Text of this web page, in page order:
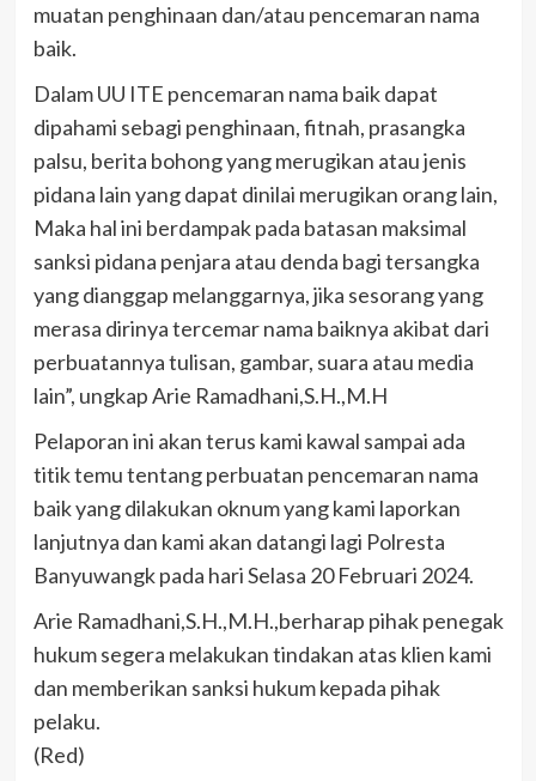
muatan penghinaan dan/atau pencemaran nama
baik.
Dalam UU ITE pencemaran nama baik dapat
dipahami sebagi penghinaan, fitnah, prasangka
palsu, berita bohong yang merugikan atau jenis
pidana lain yang dapat dinilai merugikan orang lain,
Maka hal ini berdampak pada batasan maksimal
sanksi pidana penjara atau denda bagi tersangka
yang dianggap melanggarnya, jika sesorang yang
merasa dirinya tercemar nama baiknya akibat dari
perbuatannya tulisan, gambar, suara atau media
lain”, ungkap Arie Ramadhani,S.H.,M.H
Pelaporan ini akan terus kami kawal sampai ada
titik temu tentang perbuatan pencemaran nama
baik yang dilakukan oknum yang kami laporkan
lanjutnya dan kami akan datangi lagi Polresta
Banyuwangk pada hari Selasa 20 Februari 2024.
Arie Ramadhani,S.H.,M.H.,berharap pihak penegak
hukum segera melakukan tindakan atas klien kami
dan memberikan sanksi hukum kepada pihak
pelaku.
(Red)